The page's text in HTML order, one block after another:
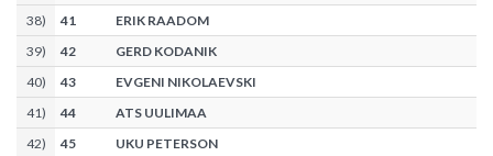
38) 41
ERIK RAADOM
39) 42
GERD KODANIK
40) 43
EVGENI NIKOLAEVSKI
41) 44
ATS UULIMAA
42) 45
UKU PETERSON